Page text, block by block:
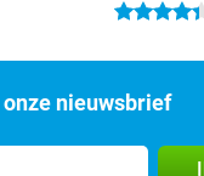
4.4 sterren
nieuwsbrief